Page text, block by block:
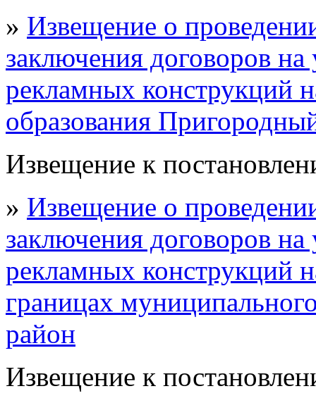
» Извещение о
заключения договоров
рекламных конструкций
образования
Извещение к
» Извещение о
заключения договоров
рекламных конструкций
границах
район
Извещение к